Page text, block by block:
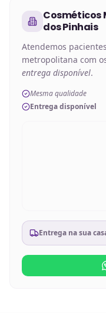
Cosméticos
dos Pinhais
Atendemos
metropolitana com
entrega disponível.
Mesma qualidade
Entrega disponível
Entrega na sua